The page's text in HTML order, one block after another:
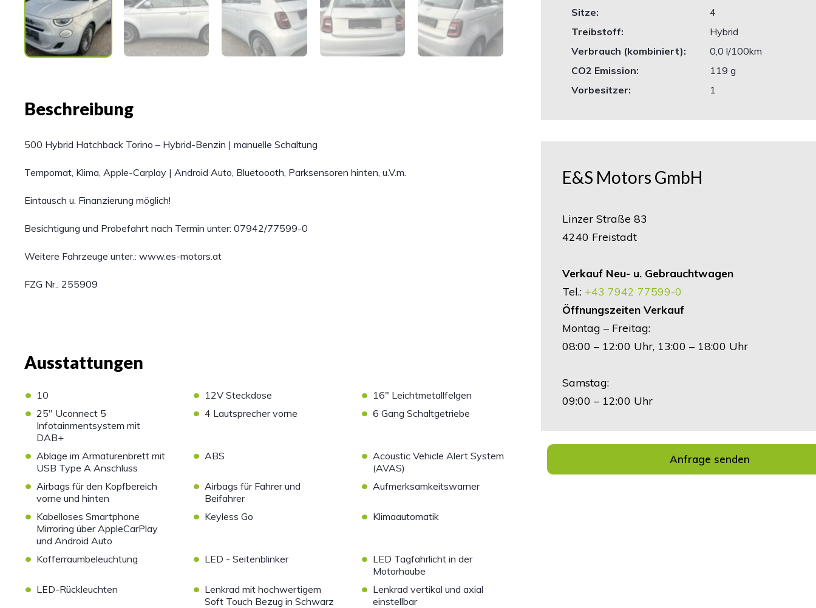
Beschreibung
500 Hybrid Hatchback Torino – Hybrid-Benzin | manuelle Schaltung
Tempomat, Klima, Apple-Carplay | Android Auto, Bluetoooth, Parksensoren hinten, u.V.m.
Eintausch u. Finanzierung möglich!
Besichtigung und Probefahrt nach Termin unter: 07942/77599-0
Weitere Fahrzeuge unter.: www.es-motors.at
FZG Nr.: 255909
Ausstattungen
• 10 • 12V Steckdose • 16" Leichtmetallfelgen
• 25" Uconnect 5
Infotainmentsystem mit
DAB+
• 4 Lautsprecher vorne • 6 Gang Schaltgetriebe
• Ablage im Armaturenbrett mit
USB Type A Anschluss
• ABS • Acoustic Vehicle Alert System
(AVAS)
• Airbags für den Kopfbereich
vorne und hinten
• Airbags für Fahrer und
Beifahrer
• Aufmerksamkeitswarner
• Kabelloses Smartphone
Mirroring über AppleCarPlay
und Android Auto
• Keyless Go • Klimaautomatik
• Kofferraumbeleuchtung • LED - Seitenblinker • LED Tagfahrlicht in der
Motorhaube
• LED-Rückleuchten • Lenkrad mit hochwertigem
Soft Touch Bezug in Schwarz
• Lenkrad vertikal und axial
einstellbar
Sitze:
4
Treibstoff:
Hybrid
Verbrauch (kombiniert):
0,0 l/100km
CO2 Emission:
119 g
Vorbesitzer:
1
E&S Motors GmbH
Linzer Straße 83
4240 Freistadt
Verkauf Neu- u. Gebrauchtwagen
Tel.: +43 7942 77599-0
Öffnungszeiten Verkauf
Montag – Freitag:
08:00 – 12:00 Uhr, 13:00 – 18:00 Uhr
Samstag:
09:00 – 12:00 Uhr
Anfrage senden